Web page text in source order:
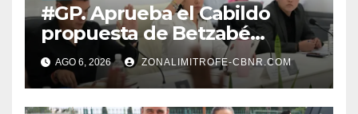
#GP. Aprueba el Cabildo
propuesta de Betzabé
Martínez para su primer
informe el día 20 de agosto a
las 11 de la mañana*
AGO 6, 2026 ZONALIMITROFE-CBNR.COM